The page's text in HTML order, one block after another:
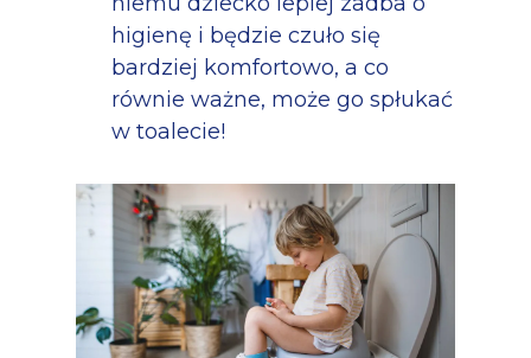
higienę i będzie czuło się
bardziej komfortowo, a co
równie ważne, może go spłukać
w toalecie!